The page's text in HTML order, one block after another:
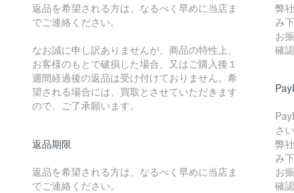
返品を希望される方は、なるべく早めに当店ま
でご連絡ください。
なお誠に申し訳ありませんが、商品の特性上、
お客様のもとで破損した場合、又はご購入後１
週間経過後の返品は受け付けておりません。希
望される場合には、買取とさせていただきます
ので、ご了承願います。
返品期限
返品を希望される方は、なるべく早めに当店ま
でご連絡ください。
弊
み
お
確
さい
弊
み
お
確